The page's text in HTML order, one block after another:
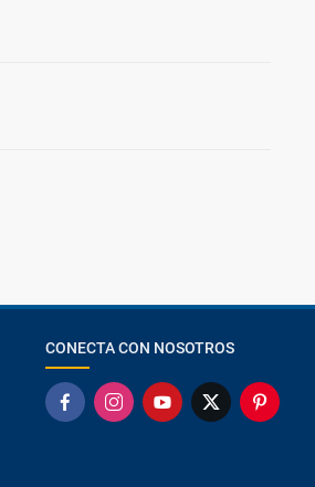
CONECTA CON NOSOTROS